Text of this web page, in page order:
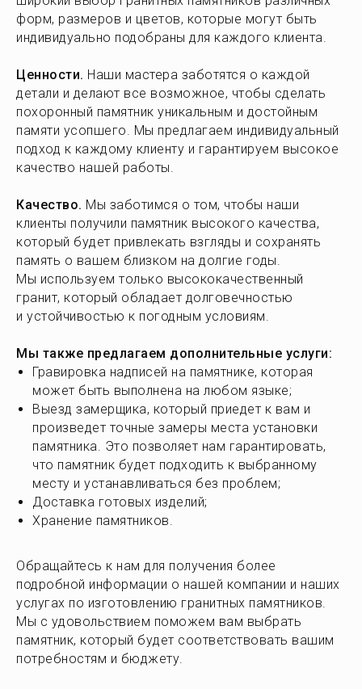
форм, размеров и цветов, которые могут быть
индивидуально подобраны для каждого клиента.
Ценности. Наши мастера заботятся о каждой
детали и делают все возможное, чтобы сделать
похоронный памятник уникальным и достойным
памяти усопшего. Мы предлагаем индивидуальный
подход к каждому клиенту и гарантируем высокое
качество нашей работы.
Качество. Мы заботимся о том, чтобы наши
клиенты получили памятник высокого качества,
который будет привлекать взгляды и сохранять
память о вашем близком на долгие годы.
Мы используем только высококачественный
гранит, который обладает долговечностью
и устойчивостью к погодным условиям.
Мы также предлагаем дополнительные услуги:
Гравировка надписей на памятнике, которая
может быть выполнена на любом языке;
Выезд замерщика, который приедет к вам и
произведет точные замеры места установки
памятника. Это позволяет нам гарантировать,
что памятник будет подходить к выбранному
месту и устанавливаться без проблем;
Доставка готовых изделий;
Хранение памятников.
Обращайтесь к нам для получения более
подробной информации о нашей компании и наших
услугах по изготовлению гранитных памятников.
Мы с удовольствием поможем вам выбрать
памятник, который будет соответствовать вашим
потребностям и бюджету.